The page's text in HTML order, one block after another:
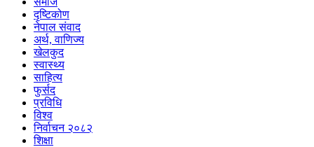
दृष्टिकोण
नेपाल संवाद
अर्थ, वाणिज्य
खेलकुद
स्वास्थ्य
साहित्य
फुर्सद
प्रविधि
विश्व
निर्वाचन २०८२
शिक्षा